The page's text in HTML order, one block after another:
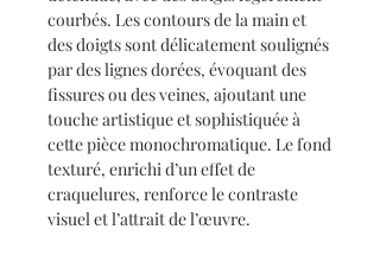
courbés. Les contours de la main et
des doigts sont délicatement soulignés
par des lignes dorées, évoquant des
fissures ou des veines, ajoutant une
touche artistique et sophistiquée à
cette pièce monochromatique. Le fond
texturé, enrichi d’un effet de
craquelures, renforce le contraste
visuel et l’attrait de l’œuvre.